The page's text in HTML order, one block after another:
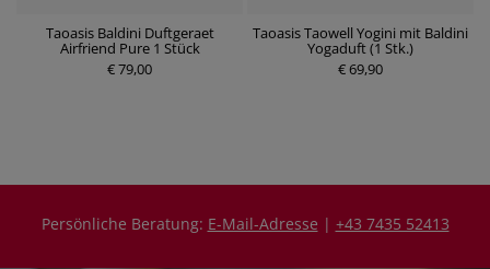
Taoasis Baldini Duftgeraet
Airfriend Pure 1 Stück
€ 79,00
Taoasis Taowell Yogini mit Baldini
Yogaduft (1 Stk.)
€ 69,90
P
Persönliche Beratung: E-Mail-Adresse | +43 7435 52413